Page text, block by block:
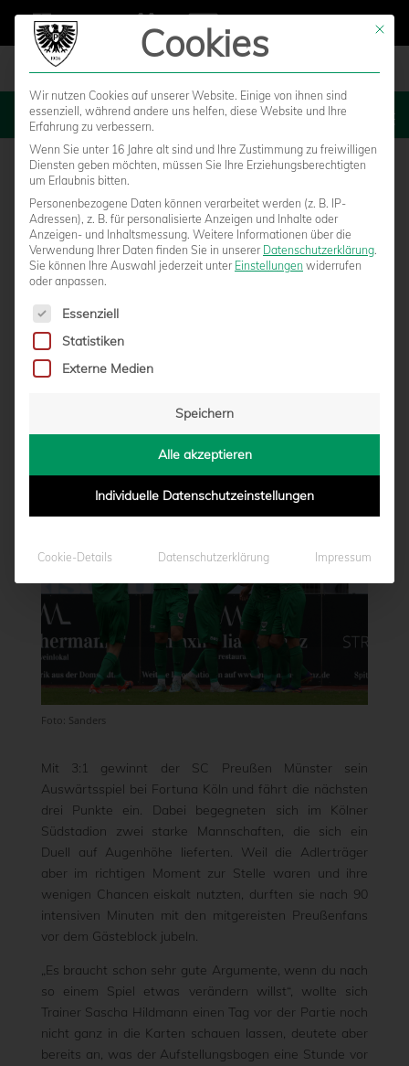
MENU
3:1-AUSWÄRTSSIEG IN KÖLN: CHANCEN
vonMoritz Schwegmann|06.11.2022 - 17:10
Foto: Sanders
Mit 3:1 gewinnt der SC Preußen Münster sein
Auswärtsspiel bei Fortuna Köln und fährt die nächsten
drei Punkte ein. Dabei begegneten sich im Kölner
Südstadion zwei starke Mannschaften, die sich ein
Duell auf Augenhöhe lieferten. Weil die Adlerträger
aber im richtigen Moment zur Stelle waren und ihre
wenigen Chancen eiskalt nutzten, durften sie nach 90
intensiven Minuten mit den mitgereisten Preußenfans
vor dem Gästeblock jubeln.
„Es braucht schon sehr gute Argumente, wenn du nach
so einem Spiel etwas verändern willst“, wollte sich
Trainer Sascha Hildmann einen Tag vor der Partie noch
nicht ganz in die Karten schauen lassen, deutete aber
bereits an, was der Aufstellungsbogen eine Stunde vor
Mit
Cookies
Wir nutzen Cookies auf unserer Website. Einige von ihnen sind
essenziell, während andere uns helfen, diese Website und Ihre
Erfahrung zu verbessern.
Wenn Sie unter 16 Jahre alt sind und Ihre Zustimmung zu freiwilligen
Diensten geben möchten, müssen Sie Ihre Erziehungsberechtigten
um Erlaubnis bitten.
Personenbezogene Daten können verarbeitet werden (z. B. IP-
Adressen), z. B. für personalisierte Anzeigen und Inhalte oder
Anzeigen- und Inhaltsmessung. Weitere Informationen über die
Verwendung Ihrer Daten finden Sie in unserer Datenschutzerklärung.
Sie können Ihre Auswahl jederzeit unter Einstellungen widerrufen
oder anpassen.
Es folgt eine Liste der Service-Gruppen, für die eine
Essenziell
Statistiken
Externe Medien
Speichern
Alle akzeptieren
Individuelle Datenschutzeinstellungen
Cookie-Details Datenschutzerklärung Impressum